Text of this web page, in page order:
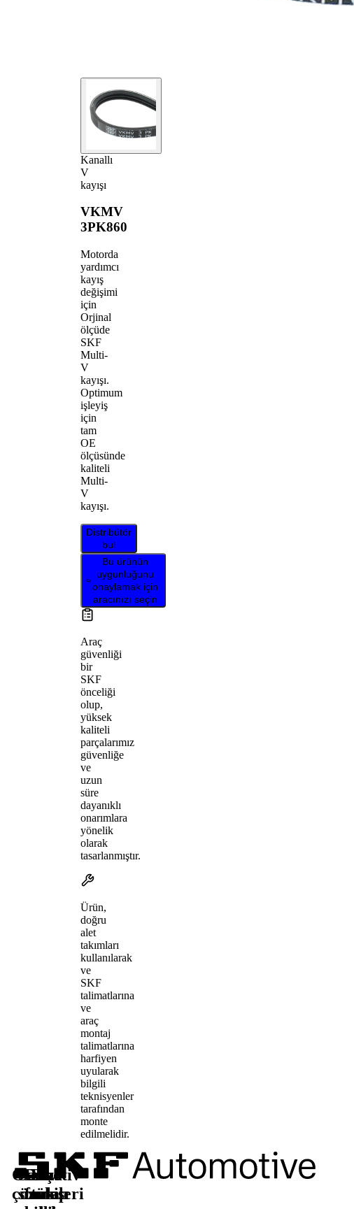
Kanallı
V
kayışı
VKMV
3PK860
Motorda
yardımcı
kayış
değişimi
için
Orjinal
ölçüde
SKF
Multi-
V
kayışı.
Optimum
işleyiş
için
tam
OE
ölçüsünde
kaliteli
Multi-
V
kayışı.
Distribütör
bul
Bu ürünün
uygunluğunu
onaylamak için
aracınızı seçin
Araç
güvenliği
bir
SKF
önceliği
olup,
yüksek
kaliteli
parçalarımız
güvenliğe
ve
uzun
süre
dayanıklı
onarımlara
yönelik
olarak
tasarlanmıştır.
Ürün,
doğru
alet
takımları
kullanılarak
ve
SKF
talimatlarına
ve
araç
montaj
talimatlarına
harfiyen
uyularak
bilgili
teknisyenler
tarafından
monte
edilmelidir.
Otomotiv
çözümleri
Satış
sonrası
Daha
fazla
Bizi
takip